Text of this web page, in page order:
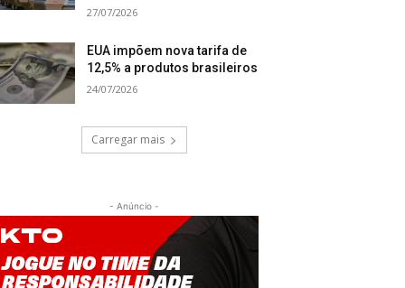
27/07/2026
EUA impõem nova tarifa de
12,5% a produtos brasileiros
24/07/2026
Carregar mais
- Anúncio -